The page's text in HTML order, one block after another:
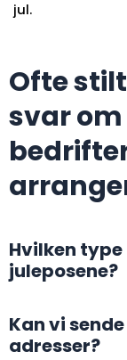
jul.
Ofte
svar
Hvilken
juleposene?
Kan vi
adresser?